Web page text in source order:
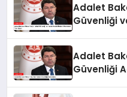
Adalet
Güvenliği
Adalet
Güvenliği